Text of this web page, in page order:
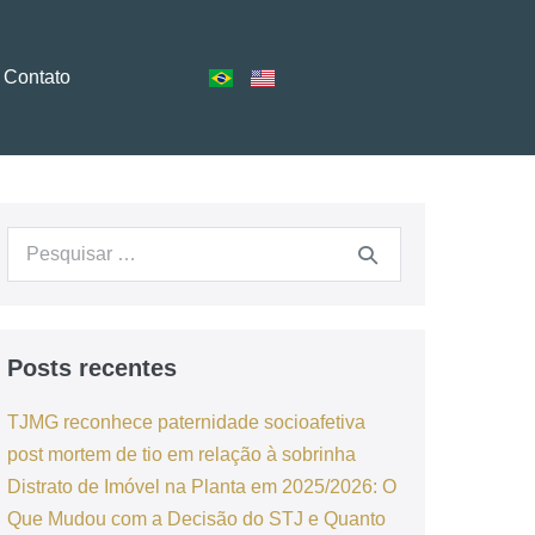
Contato
Posts recentes
TJMG reconhece paternidade socioafetiva
post mortem de tio em relação à sobrinha
Distrato de Imóvel na Planta em 2025/2026: O
Que Mudou com a Decisão do STJ e Quanto